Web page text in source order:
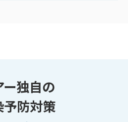
ー独自の
予防対策